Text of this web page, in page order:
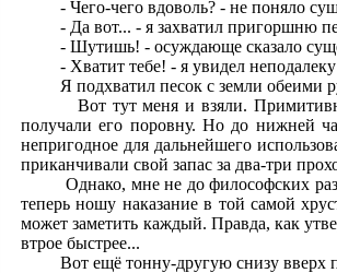
- Чего-чего вдоволь? - не поняло
- Да вот... - я захватил пригоршню
- Шутишь! - осуждающе сказало
- Хватит тебе! - я увидел неподалеку
Я подхватил песок с земли обеими
Вот тут меня и взяли. Примитивно и
получали его поровну. Но до нижней
непригодное для дальнейшего
приканчивали свой запас за два-три
Однако, мне не до философских
теперь ношу наказание в той самой
может заметить каждый. Правда, как
втрое быстрее...
Вот ещё тонну-другую снизу вверх